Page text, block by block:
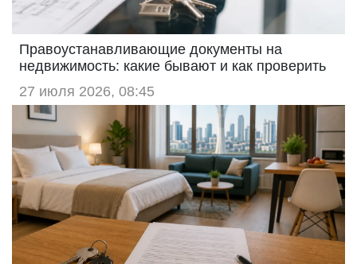
Правоустанавливающие документы на
недвижимость: какие бывают и как проверить
27 июля 2026, 08:45